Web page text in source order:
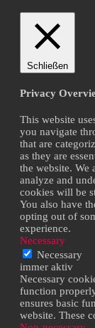
Schließen
Privacy
This website
you navigate
that are
as they are
the website. We
analyze and
cookies will be
You also have
opting out of
experience.
Necessary
Necessary
immer aktiv
Necessary
function
ensures basic
website. These